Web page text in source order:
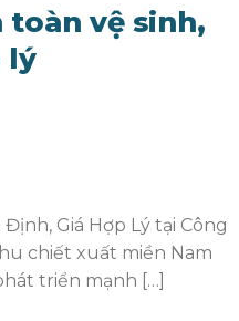
toàn vệ sinh,
lý
Giá Hợp Lý tại Công
chiết xuất miền Nam
triển mạnh […]